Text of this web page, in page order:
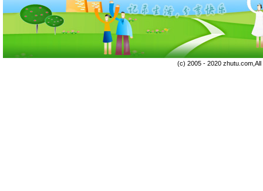
(c) 2005 - 2020